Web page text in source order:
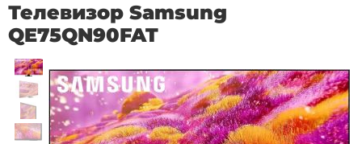
Телевизор Samsung
QE75QN90FAT